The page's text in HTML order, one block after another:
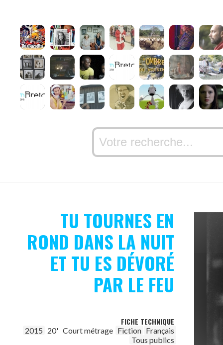
TU TOURNES EN
ROND DANS LA NUIT
ET TU ES DÉVORÉ
PAR LE FEU
FICHE TECHNIQUE
2015 20' Court métrage Fiction Français
Tous publics